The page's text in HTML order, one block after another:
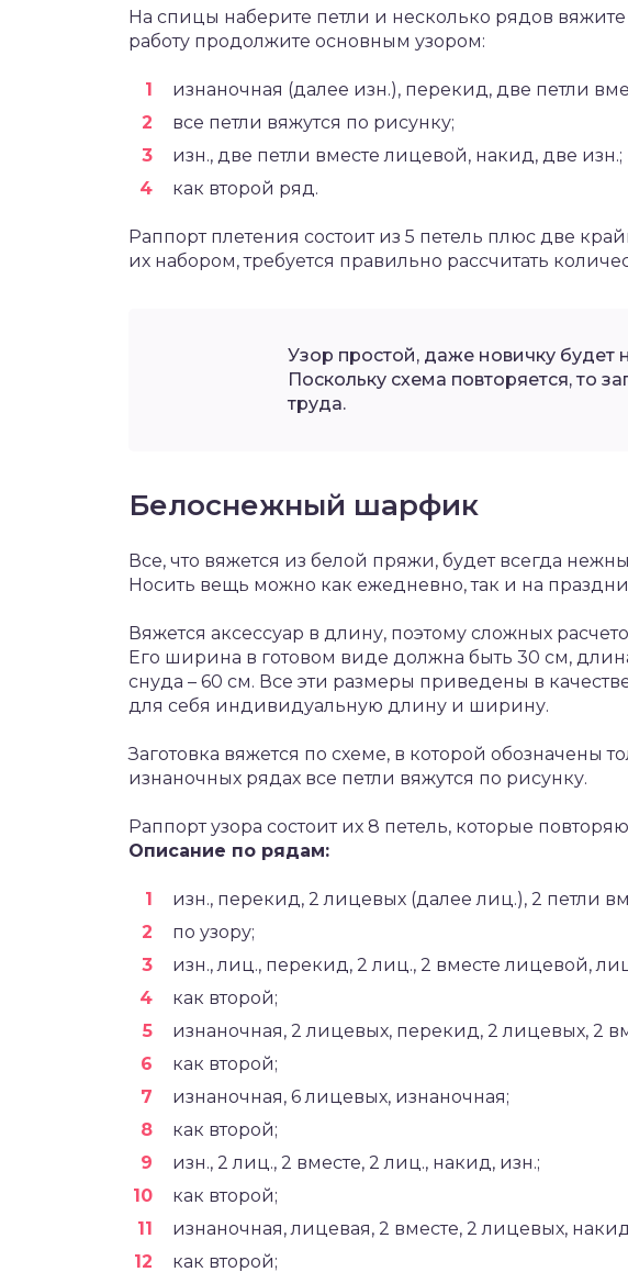
На спицы наберите петли и несколько рядов
работу продолжите основным узором:
изнаночная (далее изн.), перекид, две петли
все петли вяжутся по рисунку;
изн., две петли вместе лицевой, накид, две изн.;
как второй ряд.
Раппорт плетения состоит из 5 петель плюс две
их набором, требуется правильно рассчитать
Узор простой, даже новичку будет
Поскольку схема повторяется, то
труда.
Белоснежный шарфик
Все, что вяжется из белой пряжи, будет всегда
Носить вещь можно как ежедневно, так и на
Вяжется аксессуар в длину, поэтому сложных
Его ширина в готовом виде должна быть 30 см, длина
снуда – 60 см. Все эти размеры приведены в
для себя индивидуальную длину и ширину.
Заготовка вяжется по схеме, в которой обозначены
изнаночных рядах все петли вяжутся по рисунку.
Раппорт узора состоит их 8 петель, которые
Описание по рядам:
изн., перекид, 2 лицевых (далее лиц.), 2 петли
по узору;
изн., лиц., перекид, 2 лиц., 2 вместе лицевой,
как второй;
изнаночная, 2 лицевых, перекид, 2 лицевых, 2
как второй;
изнаночная, 6 лицевых, изнаночная;
как второй;
изн., 2 лиц., 2 вместе, 2 лиц., накид, изн.;
как второй;
изнаночная, лицевая, 2 вместе, 2 лицевых,
как второй;